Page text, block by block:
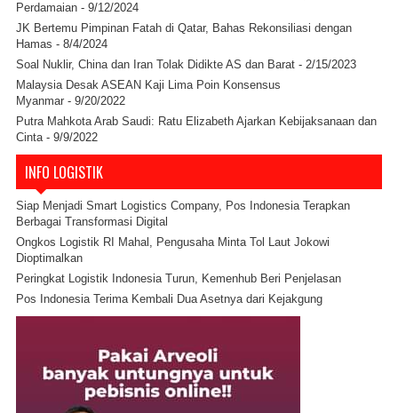
Perdamaian - 9/12/2024
JK Bertemu Pimpinan Fatah di Qatar, Bahas Rekonsiliasi dengan
Hamas - 8/4/2024
Soal Nuklir, China dan Iran Tolak Didikte AS dan Barat - 2/15/2023
Malaysia Desak ASEAN Kaji Lima Poin Konsensus
Myanmar - 9/20/2022
Putra Mahkota Arab Saudi: Ratu Elizabeth Ajarkan Kebijaksanaan dan
Cinta- 9/9/2022
INFO LOGISTIK
Siap Menjadi Smart Logistics Company, Pos Indonesia Terapkan
Berbagai Transformasi Digital
Ongkos Logistik RI Mahal, Pengusaha Minta Tol Laut Jokowi
Dioptimalkan
Peringkat Logistik Indonesia Turun, Kemenhub Beri Penjelasan
Pos Indonesia Terima Kembali Dua Asetnya dari Kejakgung